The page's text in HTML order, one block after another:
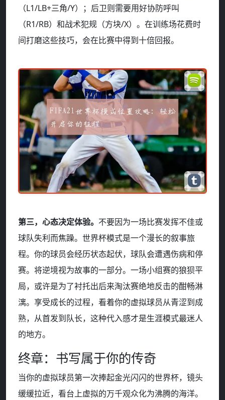
（L1/LB+三角/Y）；后卫则需要用好协防呼叫
（R1/RB）和战术犯规（方块/X）。在训练场花费时
间打磨这些技巧，会在比赛中得到十倍回报。
第三，心态决定体验。 不要因为一场比赛发挥不佳或
球队失利而焦躁。世界杯模式是一个漫长的叙事旅
程。你的球员会经历状态起伏，球队会遭遇伤病和停
赛。将逆境视为故事的一部分。一场小组赛的狼狈平
局，或许是为了衬托出后来淘汰赛绝地反击的酣畅淋
漓。享受成长的过程，看着你的虚拟球员从青涩到成
熟，从首发到队长，这种代入感才是生涯模式最迷人
的地方。
终章：书写属于你的传奇
当你的虚拟球员第一次捧起金光闪闪的世界杯，镜头
缓缓拉近，看台上虚拟的万千观众化为沸腾的海洋。